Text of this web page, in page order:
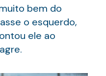
bem do
o esquerdo,
ele ao